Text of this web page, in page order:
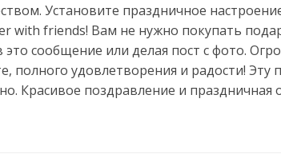
Установите праздничное
with friends! Вам не нужно покупать
сообщение или делая пост с фото.
полного удовлетворения и радости! Эту
Красивое поздравление и